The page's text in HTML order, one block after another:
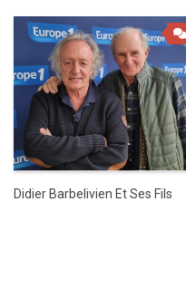
Didier Barbelivien Et Ses Fils